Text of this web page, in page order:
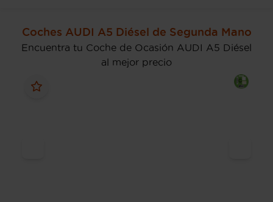
Coches AUDI A5 Diésel de Segunda Mano
Encuentra tu Coche de Ocasión AUDI A5 Diésel
al mejor precio